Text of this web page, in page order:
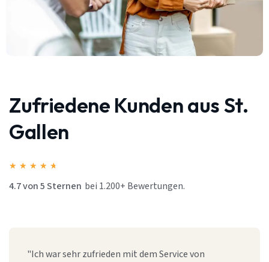
Zufriedene Kunden aus St.
Gallen
★ ★ ★ ★ ★
4.7 von 5 Sternen bei 1.200+ Bewertungen.
"Ich war sehr zufrieden mit dem Service von